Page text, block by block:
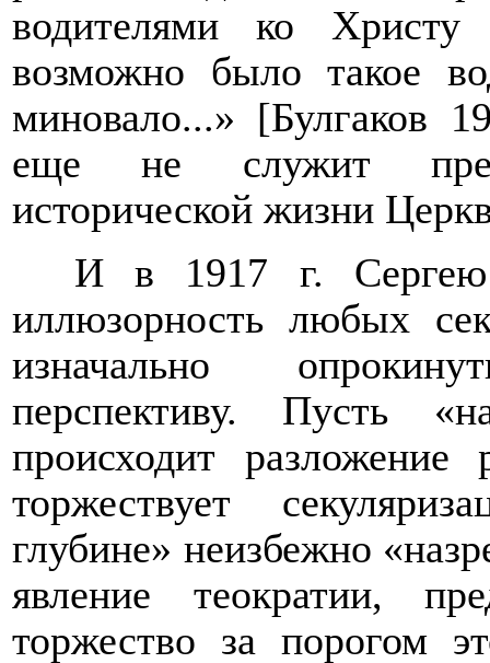
водителями ко Христу
возможно было такое
миновало...» [Булгаков
еще не служит
исторической жизни
И в 1917 г. Сергею
иллюзорность любых
изначально
перспективу. Пусть
происходит разложение
торжествует
глубине» неизбежно
явление теократии,
торжество за порогом